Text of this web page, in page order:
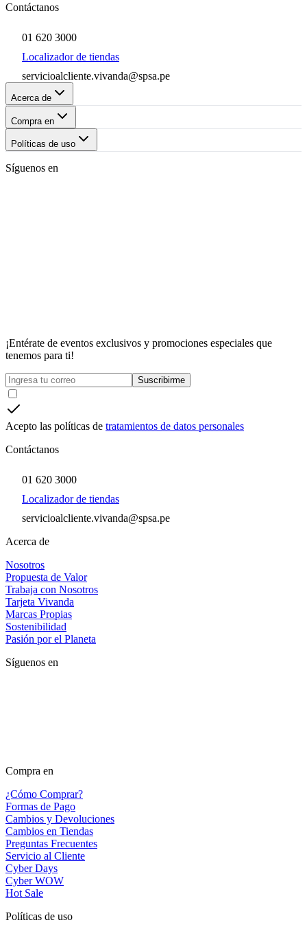
Contáctanos
01 620 3000
Localizador de tiendas
servicioalcliente.vivanda@spsa.pe
Acerca de
Compra en
Políticas de uso
Síguenos en
¡Entérate de eventos exclusivos y promociones especiales que
tenemos para ti!
Suscribirme
Acepto las políticas de tratamientos de datos personales
Contáctanos
01 620 3000
Localizador de tiendas
servicioalcliente.vivanda@spsa.pe
Acerca de
Nosotros
Propuesta de Valor
Trabaja con Nosotros
Tarjeta Vivanda
Marcas Propias
Sostenibilidad
Pasión por el Planeta
Síguenos en
Compra en
¿Cómo Comprar?
Formas de Pago
Cambios y Devoluciones
Cambios en Tiendas
Preguntas Frecuentes
Servicio al Cliente
Cyber Days
Cyber WOW
Hot Sale
Políticas de uso